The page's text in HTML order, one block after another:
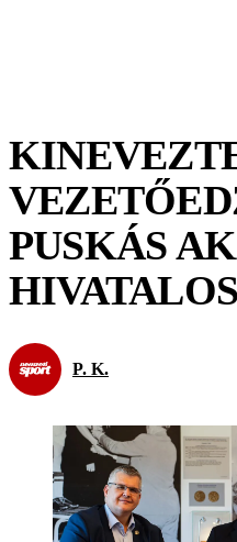
PUSKÁS
HIVATALOS
P. K.